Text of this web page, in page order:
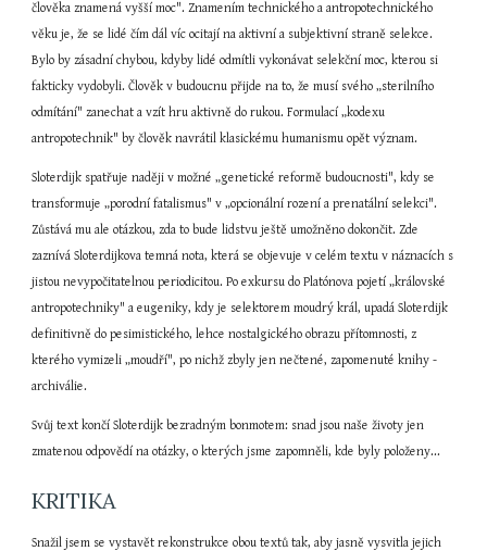
člověka znamená vyšší moc". Znamením technického a antropotechnického
věku je, že se lidé čím dál víc ocitají na aktivní a subjektivní straně selekce.
Bylo by zásadní chybou, kdyby lidé odmítli vykonávat selekční moc, kterou si
fakticky vydobyli. Člověk v budoucnu přijde na to, že musí svého „sterilního
odmítání" zanechat a vzít hru aktivně do rukou. Formulací „kodexu
antropotechnik" by člověk navrátil klasickému humanismu opět význam.
Sloterdijk spatřuje naději v možné „genetické reformě budoucnosti", kdy se
transformuje „porodní fatalismus" v „opcionální rození a prenatální selekci".
Zůstává mu ale otázkou, zda to bude lidstvu ještě umožněno dokončit. Zde
zaznívá Sloterdijkova temná nota, která se objevuje v celém textu v náznacích s
jistou nevypočitatelnou periodicitou. Po exkursu do Platónova pojetí „královské
antropotechniky" a eugeniky, kdy je selektorem moudrý král, upadá Sloterdijk
definitivně do pesimistického, lehce nostalgického obrazu přítomnosti, z
kterého vymizeli „moudří", po nichž zbyly jen nečtené, zapomenuté knihy -
archiválie.
Svůj text končí Sloterdijk bezradným bonmotem: snad jsou naše životy jen
zmatenou odpovědí na otázky, o kterých jsme zapomněli, kde byly položeny...
KRITIKA
Snažil jsem se vystavět rekonstrukce obou textů tak, aby jasně vysvitla jejich